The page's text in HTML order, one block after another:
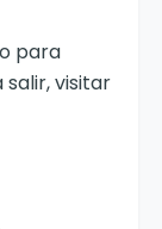
para
salir, visitar